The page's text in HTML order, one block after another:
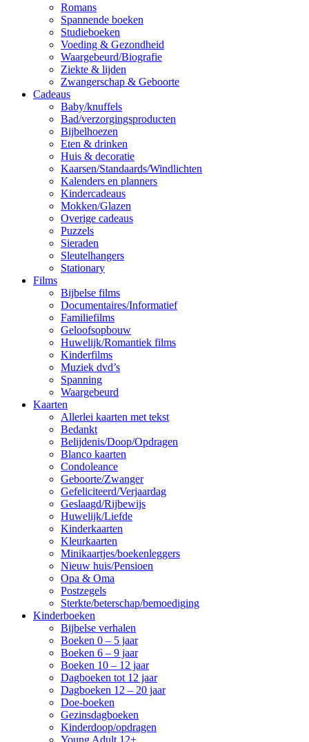
Romans
Spannende boeken
Studieboeken
Voeding & Gezondheid
Waargebeurd/Biografie
Ziekte & lijden
Zwangerschap & Geboorte
Cadeaus
Baby/knuffels
Bad/verzorgingsproducten
Bijbelhoezen
Eten & drinken
Huis & decoratie
Kaarsen/Standaards/Windlichten
Kalenders en planners
Kindercadeaus
Mokken/Glazen
Overige cadeaus
Puzzels
Sieraden
Sleutelhangers
Stationary
Films
Bijbelse films
Documentaires/Informatief
Familiefilms
Geloofsopbouw
Huwelijk/Romantiek films
Kinderfilms
Muziek dvd’s
Spanning
Waargebeurd
Kaarten
Allerlei kaarten met tekst
Bedankt
Belijdenis/Doop/Opdragen
Blanco kaarten
Condoleance
Geboorte/Zwanger
Gefeliciteerd/Verjaardag
Geslaagd/Rijbewijs
Huwelijk/Liefde
Kinderkaarten
Kleurkaarten
Minikaartjes/boekenleggers
Nieuw huis/Pensioen
Opa & Oma
Postzegels
Sterkte/beterschap/bemoediging
Kinderboeken
Bijbelse verhalen
Boeken 0 – 5 jaar
Boeken 6 – 9 jaar
Boeken 10 – 12 jaar
Dagboeken tot 12 jaar
Dagboeken 12 – 20 jaar
Doe-boeken
Gezinsdagboeken
Kinderdoop/opdragen
Young Adult 12+